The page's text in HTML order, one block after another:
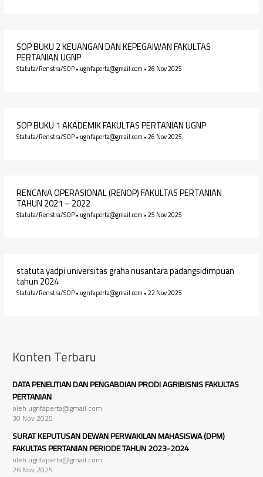
SOP BUKU 2 KEUANGAN DAN KEPEGAIWAN FAKULTAS
PERTANIAN UGNP
Statuta/Renstra/SOP• ugnfaperta@gmail.com •26 Nov 2025
SOP BUKU 1 AKADEMIK FAKULTAS PERTANIAN UGNP
Statuta/Renstra/SOP• ugnfaperta@gmail.com •26 Nov 2025
RENCANA OPERASIONAL (RENOP) FAKULTAS PERTANIAN
TAHUN 2021 – 2022
Statuta/Renstra/SOP• ugnfaperta@gmail.com •25 Nov 2025
statuta yadpi universitas graha nusantara padangsidimpuan
tahun 2024
Statuta/Renstra/SOP• ugnfaperta@gmail.com •22 Nov 2025
Konten Terbaru
DATA PENELITIAN DAN PENGABDIAN PRODI AGRIBISNIS FAKULTAS
PERTANIAN
oleh ugnfaperta@gmail.com
30 Nov 2025
SURAT KEPUTUSAN DEWAN PERWAKILAN MAHASISWA (DPM)
FAKULTAS PERTANIAN PERIODE TAHUN 2023-2024
oleh ugnfaperta@gmail.com
26 Nov 2025